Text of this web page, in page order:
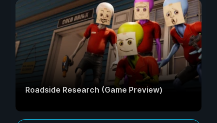
Roadside Research (Game Preview)